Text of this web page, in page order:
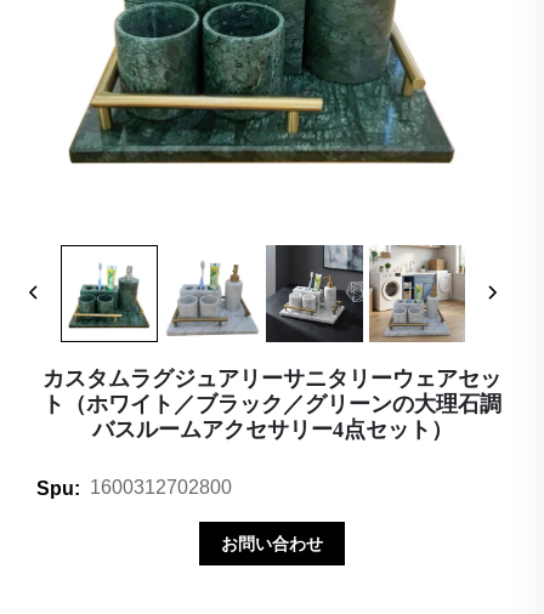
カスタムラグジュアリーサニタリーウェアセッ
ト（ホワイト／ブラック／グリーンの大理石調
バスルームアクセサリー4点セット）
Spu: 1600312702800
お問い合わせ